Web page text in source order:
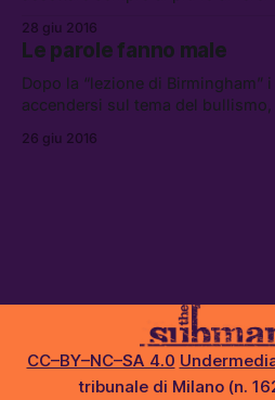
liceali e Arcigay Scuole.
28 giu 2016
Le parole fanno male
Dopo la “lezione di Birmingham”
accendersi sul tema del bullismo,
anni.
26 giu 2016
CC–BY–NC–SA 4.0
tribunale di Milano (n.